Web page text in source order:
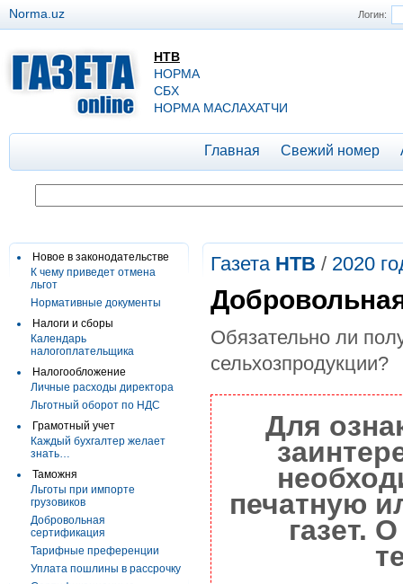
Логин:
Norma.uz
НТВ
НОРМА
СБХ
НОРМА МАСЛАХАТЧИ
Главная Свежий номер
Новое в законодательстве
К чему приведет отмена
льгот
Нормативные документы
Налоги и сборы
Календарь
налогоплательщика
Налогообложение
Личные расходы директора
Льготный оборот по НДС
Грамотный учет
Каждый бухгалтер желает
знать…
Таможня
Льготы при импорте
грузовиков
Добровольная
сертификация
Тарифные преференции
Уплата пошлины в рассрочку
Газета НТВ / 2020
Обязательно ли
сельхозпродукции?
Для
печатную
газет.